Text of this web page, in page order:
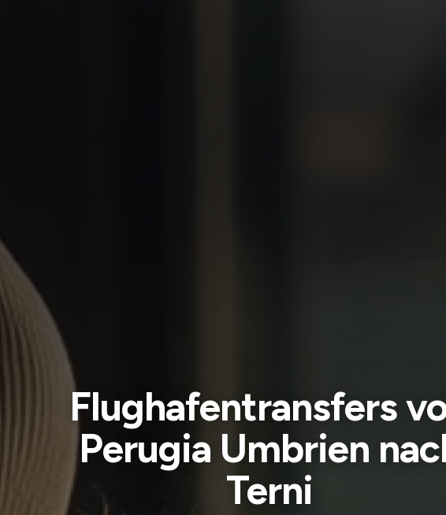
Flughafentransfers
Perugia Umbrien
Terni